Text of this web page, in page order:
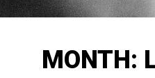
MONTH: